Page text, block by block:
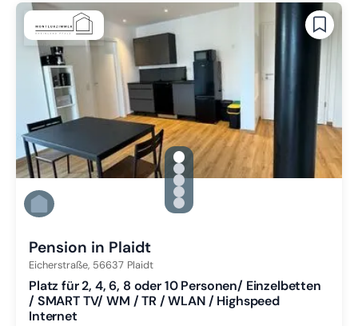
gallery.slide_selector
Zu Slide 1 wechseln
Zu Slide 2 wechseln
Zu Slide 3 wechseln
Zu Slide 4 wechseln
Zu Slide 5 wechseln
Pension in Plaidt
Eicherstraße, 56637 Plaidt
Platz für 2, 4, 6, 8 oder 10 Personen/ Einzelbetten
/ SMART TV/ WM / TR / WLAN / Highspeed
Internet